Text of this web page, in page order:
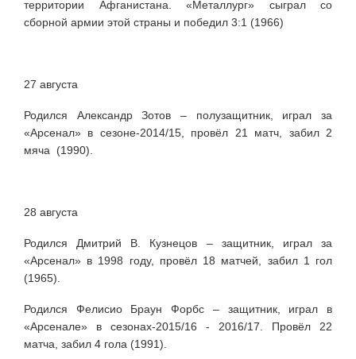
территории Афганистана. «Металлург» сыграл со
сборной армии этой страны и победил 3:1 (1966)
27 августа
Родился Александр Зотов – полузащитник, играл за
«Арсенал» в сезоне-2014/15, провёл 21 матч, забил 2
мяча (1990).
28 августа
Родился Дмитрий В. Кузнецов – защитник, играл за
«Арсенал» в 1998 году, провёл 18 матчей, забил 1 гол
(1965).
Родился Фелисио Браун Форбс – защитник, играл в
«Арсенале» в сезонах-2015/16 - 2016/17. Провёл 22
матча, забил 4 гола (1991).